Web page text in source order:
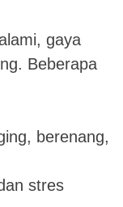
gaya
Beberapa
berenang,
stres